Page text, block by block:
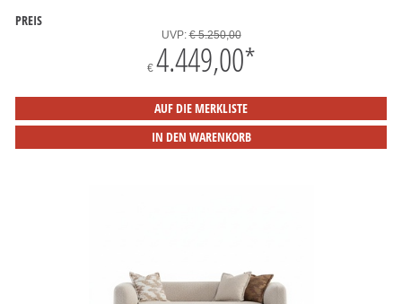
PREIS
UVP:€ 5.250,00
€ 4.449,00*
AUF DIE MERKLISTE
IN DEN WARENKORB